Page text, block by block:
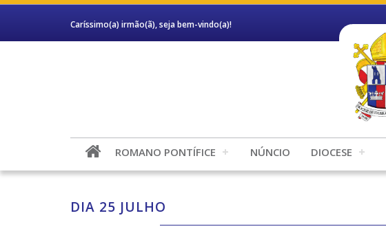
Caríssimo(a) irmão(ã), seja bem-vindo(a)!
ROMANO PONTÍFICE NÚNCIO DIOCESE
DIA 25 JULHO